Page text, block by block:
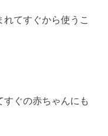
てすぐから使うこ
ぐの赤ちゃんにも